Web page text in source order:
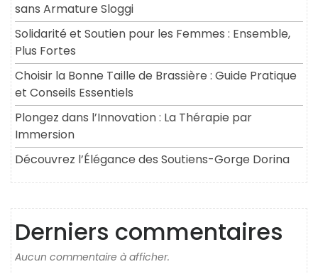
sans Armature Sloggi
Solidarité et Soutien pour les Femmes : Ensemble,
Plus Fortes
Choisir la Bonne Taille de Brassière : Guide Pratique
et Conseils Essentiels
Plongez dans l’Innovation : La Thérapie par
Immersion
Découvrez l’Élégance des Soutiens-Gorge Dorina
Derniers commentaires
Aucun commentaire à afficher.